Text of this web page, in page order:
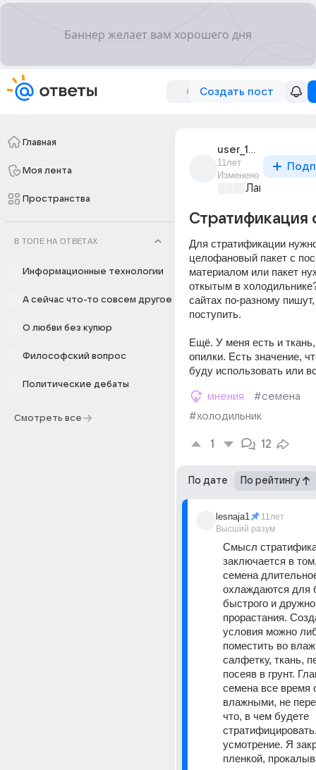
Создать пост
Главная
Моя лента
Пространства
В ТОПЕ НА ОТВЕТАХ
Информационные технологии
А сейчас что-то совсем другое
О любви без купюр
Философский вопрос
Политические дебаты
Смотреть все
user_12046529
11лет
Изменено
Лапки и
Стратификация
Для стратификации
целофановый пакет с
материалом или пакет
откытым в
сайтах по-разному
поступить.
Ещё. У меня есть и
опилки. Есть значение,
буду использовать или
мнения
#семена
#холодильник
1 12
По дате По рейтингу
lesnaja1
Высший разум
11лет
Смысл
заключается в
семена
охлаждаются для
быстрого и
прорастания.
условия можно
поместить во
салфетку, ткань,
посеяв в грунт.
семена все время
влажными, не
что, в чем будете
усмотрение. Я
пленкой,